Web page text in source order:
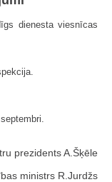
dienesta viesnīcas
prezidents A.Šķēle
ministrs R.Jurdžs